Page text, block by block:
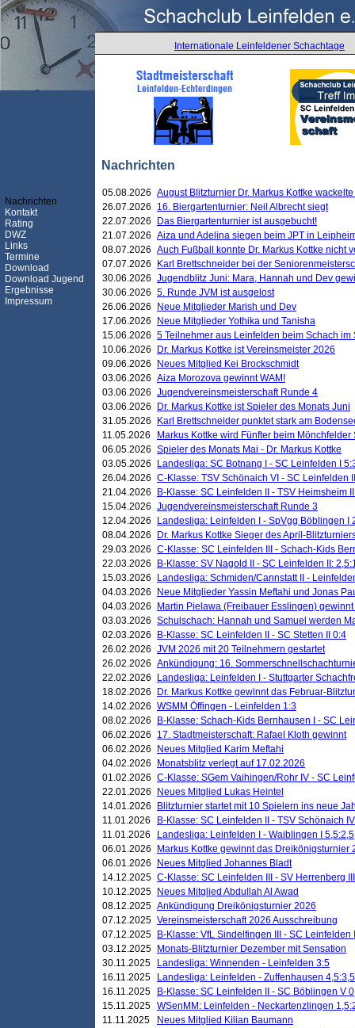
Internationale Leinfeldener Schachtage
Nachrichten
Nachrichten
Kontakt
Rating
DWZ
Links
Termine
Download
Download Jugend
Ergebnisse
Impressum
05.08.2026 August Blitzturnier Dr. Markus Kottke
26.07.2026
16. Biergartenturnier: Neil Albrecht siegt
22.07.2026
Das Biergartenturnier ist ausgebucht!
21.07.2026 Aiza und Adelina siegen beim JPT in
08.07.2026 Auch Fußball konnte Dr. Markus Kottke nicht
07.07.2026
Karl Brettschneider bei der
30.06.2026 Jugendblitz Juni: Mara, Hannah und Dev
30.06.2026 5. Runde JVM ist ausgelost
26.06.2026
Neue Mitglieder Marish und Dev
17.06.2026
Neue Mitglieder Yothika und Tanisha
15.06.2026 5 Teilnehmer aus Leinfelden beim Schach
10.06.2026
Dr. Markus Kottke ist Vereinsmeister 2026
09.06.2026
Neues Mitglied Kei Brockschmidt
03.06.2026 Aiza Morozova gewinnt WAM!
03.06.2026 Jugendvereinsmeisterschaft Runde 4
03.06.2026
Dr. Markus Kottke ist Spieler des Monats Juni
31.05.2026
Karl Brettschneider punktet stark am
11.05.2026
Markus Kottke wird Fünfter beim
06.05.2026 Spieler des Monats Mai - Dr. Markus Kottke
03.05.2026
Landesliga: SC Botnang I - SC Leinfelden I
26.04.2026 C-Klasse: TSV Schönaich VI - SC Leinfelden
21.04.2026
B-Klasse: SC Leinfelden II - TSV Heimsheim
15.04.2026 Jugendvereinsmeisterschaft Runde 3
12.04.2026
Landesliga: Leinfelden I - SpVgg Böblingen I
08.04.2026
Dr. Markus Kottke Sieger des April-
29.03.2026 C-Klasse: SC Leinfelden III - Schach-Kids
22.03.2026
B-Klasse: SV Nagold II - SC Leinfelden II:
15.03.2026
Landesliga: Schmiden/Cannstatt II -
04.03.2026
Neue Mitglieder Yassin Meftahi und Jonas
04.03.2026
Martin Pielawa (Freibauer Esslingen)
03.03.2026 Schulschach: Hannah und Samuel werden
02.03.2026
B-Klasse: SC Leinfelden II - SC Stetten II 0:4
26.02.2026 JVM 2026 mit 20 Teilnehmern gestartet
26.02.2026 Ankündigung: 16.
22.02.2026
Landesliga: Leinfelden I - Stuttgarter
18.02.2026
Dr. Markus Kottke gewinnt das Februar-
14.02.2026 WSMM Öffingen - Leinfelden 1:3
08.02.2026
B-Klasse: Schach-Kids Bernhausen I - SC
06.02.2026
17. Stadtmeisterschaft: Rafael Kloth gewinnt
06.02.2026
Neues Mitglied Karim Meftahi
04.02.2026
Monatsblitz verlegt auf 17.02.2026
01.02.2026 C-Klasse: SGem Vaihingen/Rohr IV - SC
22.01.2026
Neues Mitglied Lukas Heintel
14.01.2026
Blitzturnier startet mit 10 Spielern ins neue
11.01.2026
B-Klasse: SC Leinfelden II - TSV Schönaich
11.01.2026
Landesliga: Leinfelden I - Waiblingen I 5,5:2,5
06.01.2026
Markus Kottke gewinnt das Dreikönigsturnier
06.01.2026
Neues Mitglied Johannes Bladt
14.12.2025 C-Klasse: SC Leinfelden III - SV Herrenberg
10.12.2025
Neues Mitglied Abdullah Al Awad
08.12.2025 Ankündigung Dreikönigsturnier 2026
07.12.2025 Vereinsmeisterschaft 2026 Ausschreibung
07.12.2025
B-Klasse: VfL Sindelfingen III - SC Leinfelden
03.12.2025
Monats-Blitzturnier Dezember mit Sensation
30.11.2025
Landesliga: Winnenden - Leinfelden 3:5
16.11.2025
Landesliga: Leinfelden - Zuffenhausen 4,5:3,5
16.11.2025
B-Klasse: SC Leinfelden II - SC Böblingen V
15.11.2025 WSenMM: Leinfelden - Neckartenzlingen
11.11.2025
Neues Mitglied Kilian Baumann